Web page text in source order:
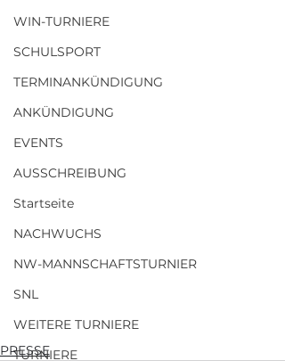
WIN-TURNIERE
SCHULSPORT
TERMINANKÜNDIGUNG
ANKÜNDIGUNG
EVENTS
AUSSCHREIBUNG
Startseite
NACHWUCHS
NW-MANNSCHAFTSTURNIER
SNL
WEITERE TURNIERE
TURNIERE
PRESSE